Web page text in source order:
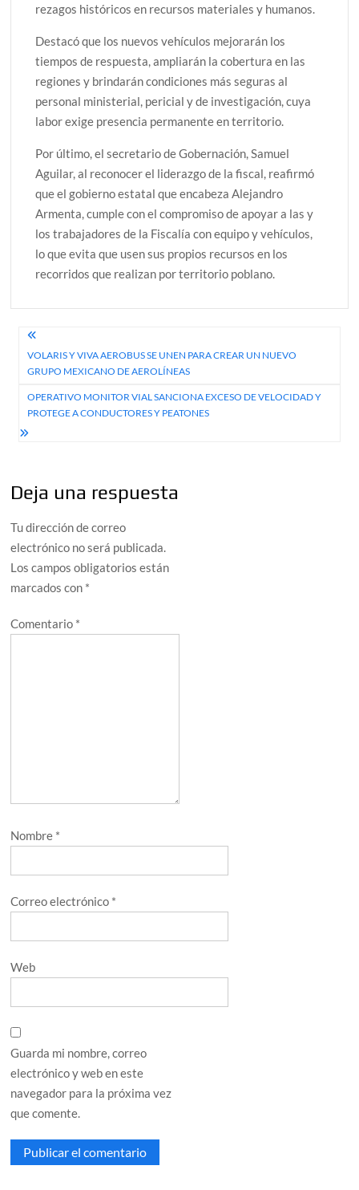
rezagos históricos en recursos materiales y humanos.
Destacó que los nuevos vehículos mejorarán los
tiempos de respuesta, ampliarán la cobertura en las
regiones y brindarán condiciones más seguras al
personal ministerial, pericial y de investigación, cuya
labor exige presencia permanente en territorio.
Por último, el secretario de Gobernación, Samuel
Aguilar, al reconocer el liderazgo de la fiscal, reafirmó
que el gobierno estatal que encabeza Alejandro
Armenta, cumple con el compromiso de apoyar a las y
los trabajadores de la Fiscalía con equipo y vehículos,
lo que evita que usen sus propios recursos en los
recorridos que realizan por territorio poblano.
Navegación
de
entradas
VOLARIS Y VIVA AEROBUS SE UNEN PARA CREAR UN NUEVO
GRUPO MEXICANO DE AEROLÍNEAS
OPERATIVO MONITOR VIAL SANCIONA EXCESO DE VELOCIDAD Y
PROTEGE A CONDUCTORES Y PEATONES
Deja una respuesta
Tu dirección de correo
electrónico no será publicada.
Los campos obligatorios están
marcados con *
Comentario *
Nombre *
Correo electrónico *
Web
Guarda mi nombre, correo
electrónico y web en este
navegador para la próxima vez
que comente.